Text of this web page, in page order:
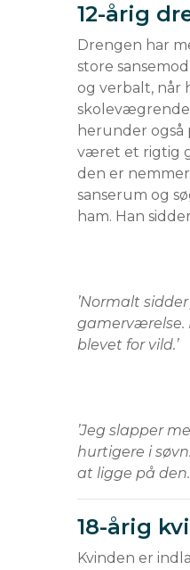
12-årig
Drengen har
store
og verbalt, når
herunder også
været et rigtig
den er
sanserum og
’Normalt
gamerværelse.
’Jeg slapper
hurtigere i
18-årig
Kvinden er